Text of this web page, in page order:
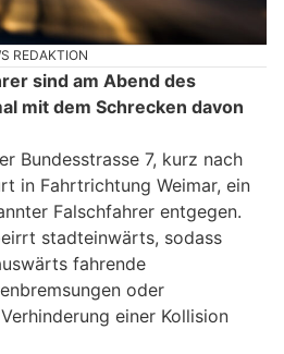
REDAKTION
sind am Abend des
mit dem Schrecken davon
Bundesstrasse 7, kurz nach
in Fahrtrichtung Weimar, ein
Falschfahrer entgegen.
stadteinwärts, sodass
fahrende
oder
einer Kollision